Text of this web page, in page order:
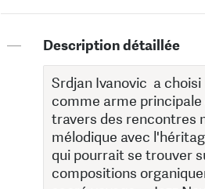
— Description détaillée